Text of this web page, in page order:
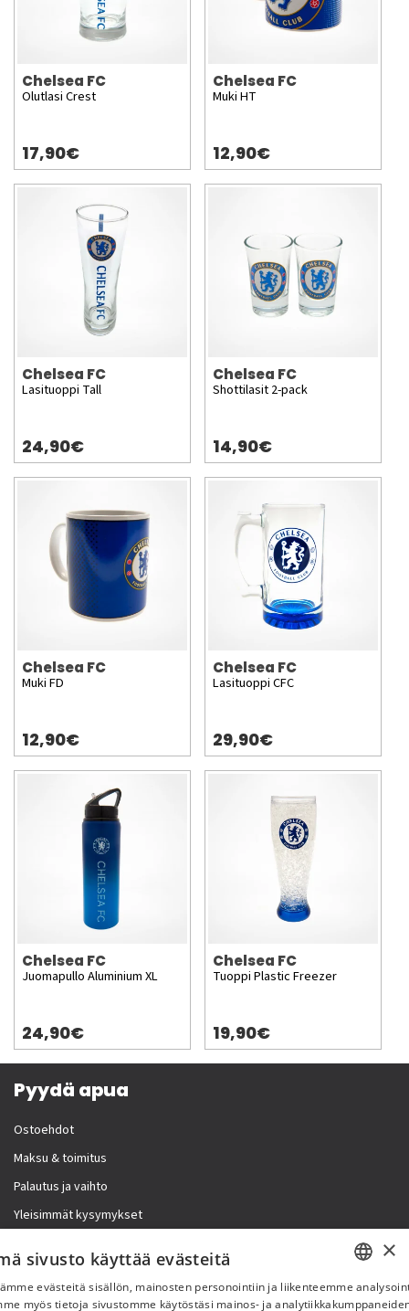
Chelsea FC
Olutlasi Crest
17,90€
Chelsea FC
Muki HT
12,90€
Chelsea FC
Lasituoppi Tall
24,90€
Chelsea FC
Shottilasit 2-pack
14,90€
Chelsea FC
Muki FD
12,90€
Chelsea FC
Lasituoppi CFC
29,90€
Chelsea FC
Juomapullo Aluminium XL
24,90€
Chelsea FC
Tuoppi Plastic Freezer
19,90€
Pyydä apua
Ostoehdot
Maksu & toimitus
Palautus ja vaihto
Yleisimmät kysymykset
Lisää meistä
Yritystiedot
×
sivusto käyttää evästeitä
evästeitä sisällön, mainosten personointiin ja liikenteemme
myös tietoja sivustomme käytöstäsi mainos- ja